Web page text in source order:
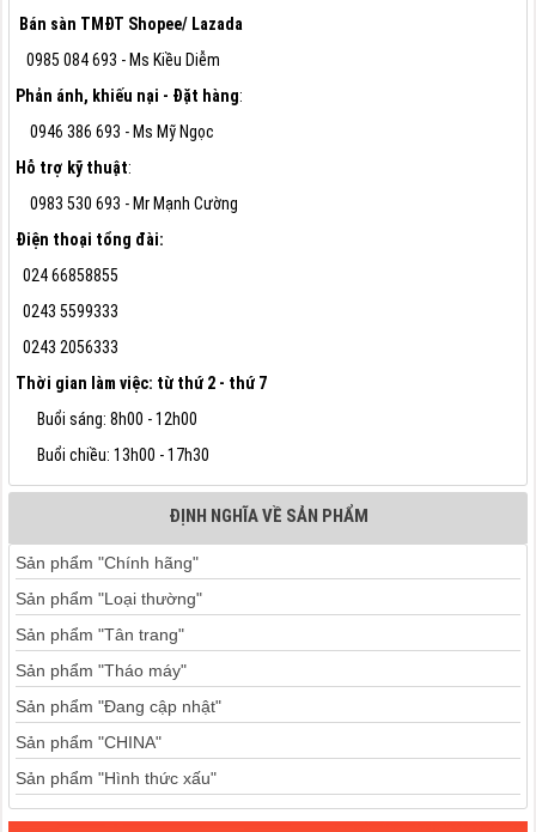
Bán sàn TMĐT Shopee/ Lazada
0985 084 693 - Ms Kiều Diễm
Phản ánh, khiếu nại - Đặt hàng:
0946 386 693 - Ms Mỹ Ngọc
Hỗ trợ kỹ thuật:
0983 530 693 - Mr Mạnh Cường
Điện thoại tổng đài:
024 66858855
0243 5599333
0243 2056333
Thời gian làm việc: từ thứ 2 - thứ 7
Buổi sáng: 8h00 - 12h00
Buổi chiều: 13h00 - 17h30
ĐỊNH NGHĨA VỀ SẢN PHẨM
Sản phẩm "Chính hãng"
Sản phẩm "Loại thường"
Sản phẩm "Tân trang"
Sản phẩm "Tháo máy"
Sản phẩm "Đang cập nhật"
Sản phẩm "CHINA"
Sản phẩm "Hình thức xấu"